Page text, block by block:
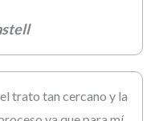
trato tan cercano y la